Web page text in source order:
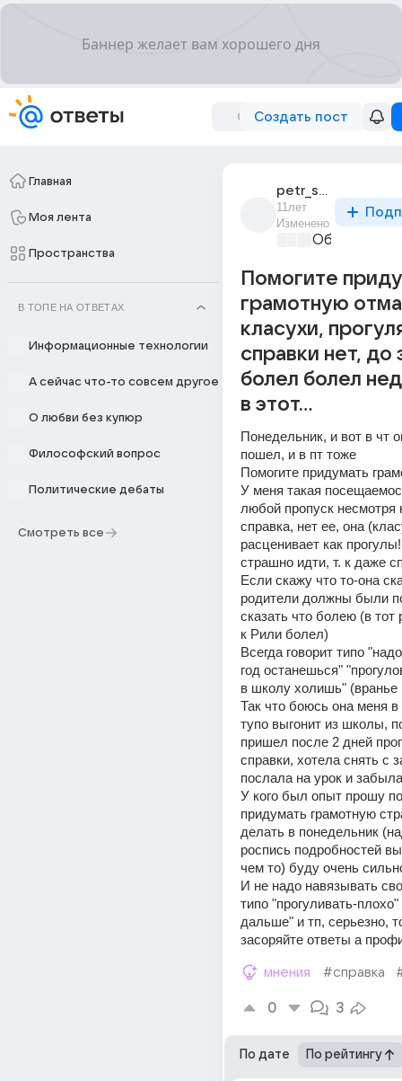
Создать пост
Главная
Моя лента
Пространства
В ТОПЕ НА ОТВЕТАХ
Информационные технологии
А сейчас что-то совсем другое
О любви без купюр
Философский вопрос
Политические дебаты
Смотреть все
petr_shipilov_8
11лет
Изменено
Помогите
грамотную
класухи,
справки нет, до
болел болел
в этот...
Понедельник, и вот в чт
пошел, и в пт тоже
Помогите придумать
У меня такая
любой пропуск несмотря
справка, нет ее, она
расценивает как
страшно идти, т. к даже
Если скажу что то-она
родители должны были
сказать что болею (в тот
к Рили болел)
Всегда говорит типо
год останешься"
в школу холишь" (вранье
Так что боюсь она меня
тупо выгонит из школы,
пришел после 2 дней
справки, хотела снять с
послала на урок и забыла
У кого был опыт прошу
придумать грамотную
делать в понедельник
роспись подробностей
чем то) буду очень
И не надо навязывать
типо "прогуливать-
дальше" и тп, серьезно,
засоряйте ответы а
мнения #справка
0 3
По дате По рейтингу